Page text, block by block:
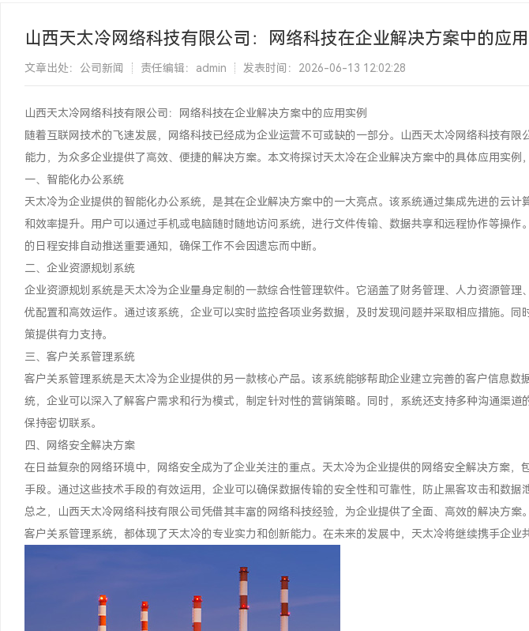
山西天太冷网络科技有限公司：网络科技在企业解决方案中的应
文章出处：公司新闻 责任编辑：admin 发表时间：2026-06-13 12:02:28
山西天太冷网络科技有限公司：网络科技在企业解决方案中的应用实例
随着互联网技术的飞速发展，网络科技已经成为企业运营不可或缺的一部分。山西天太冷网络科技有限
能力，为众多企业提供了高效、便捷的解决方案。本文将探讨天太冷在企业解决方案中的具体应用实例
一、智能化办公系统
天太冷为企业提供的智能化办公系统，是其在企业解决方案中的一大亮点。该系统通过集成先进的云
和效率提升。用户可以通过手机或电脑随时随地访问系统，进行文件传输、数据共享和远程协作等操作
的日程安排自动推送重要通知，确保工作不会因遗忘而中断。
二、企业资源规划系统
企业资源规划系统是天太冷为企业量身定制的一款综合性管理软件。它涵盖了财务管理、人力资源管
优配置和高效运作。通过该系统，企业可以实时监控各项业务数据，及时发现问题并采取相应措施。
策提供有力支持。
三、客户关系管理系统
客户关系管理系统是天太冷为企业提供的另一款核心产品。该系统能够帮助企业建立完善的客户信息数
统，企业可以深入了解客户需求和行为模式，制定针对性的营销策略。同时，系统还支持多种沟通渠道
保持密切联系。
四、网络安全解决方案
在日益复杂的网络环境中，网络安全成为了企业关注的重点。天太冷为企业提供的网络安全解决方案
手段。通过这些技术手段的有效运用，企业可以确保数据传输的安全性和可靠性，防止黑客攻击和数据
总之，山西天太冷网络科技有限公司凭借其丰富的网络科技经验，为企业提供了全面、高效的解决方
客户关系管理系统，都体现了天太冷的专业实力和创新能力。在未来的发展中，天太冷将继续携手企业